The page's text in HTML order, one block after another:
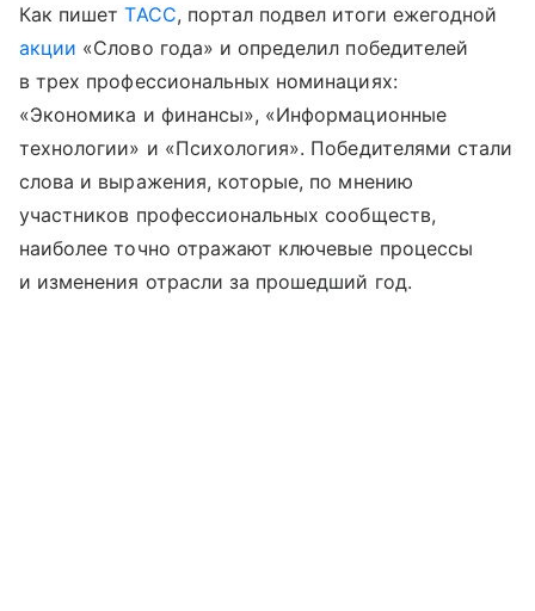
Как пишетТАСС, портал подвел итоги ежегодной
акции «Слово года» и определил победителей
в трех профессиональных номинациях:
«Экономика и финансы», «Информационные
технологии» и «Психология». Победителями стали
слова и выражения, которые, по мнению
участников профессиональных сообществ,
наиболее точно отражают ключевые процессы
и изменения отрасли за прошедший год.